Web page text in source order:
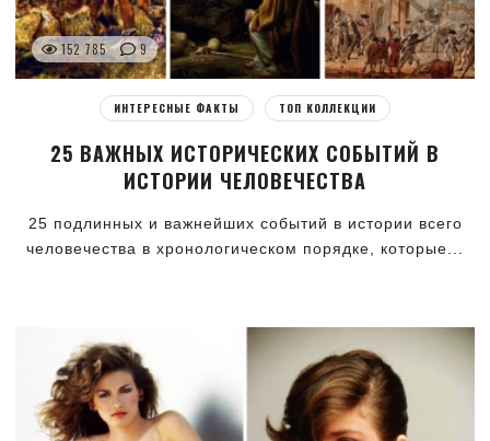
152 785 9
ИНТЕРЕСНЫЕ ФАКТЫ ТОП КОЛЛЕКЦИИ
25 ВАЖНЫХ ИСТОРИЧЕСКИХ СОБЫТИЙ В
ИСТОРИИ ЧЕЛОВЕЧЕСТВА
25 подлинных и важнейших событий в истории всего
человечества в хронологическом порядке, которые...